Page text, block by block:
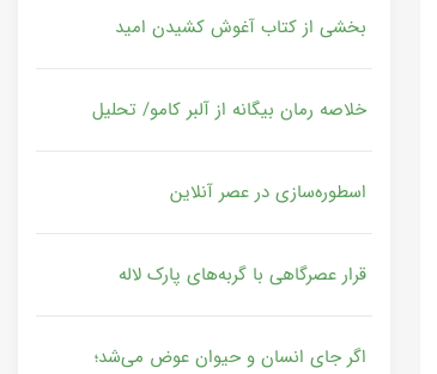
بخشی از کتاب آغوش کشیدن امید
خلاصه رمان بیگانه از آلبر کامو/ تحلیل
اسطوره‌سازی در عصر آنلاین
قرار عصرگاهی با گربه‌های پارک لاله
اگر جای انسان و حیوان عوض می‌شد؛